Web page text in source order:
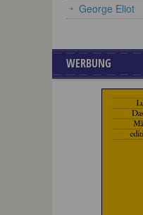
George Eliot
WERBUNG